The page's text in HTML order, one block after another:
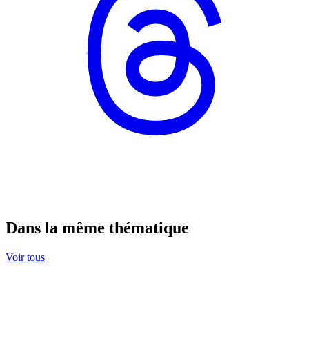
Dans la même thématique
Voir tous